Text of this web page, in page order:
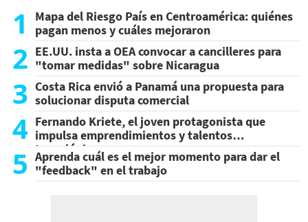
1
Mapa del Riesgo País en Centroamérica: quiénes
pagan menos y cuáles mejoraron
2 EE.UU. insta a OEA convocar a cancilleres para
"tomar medidas" sobre Nicaragua
3 Costa Rica envió a Panamá una propuesta para
solucionar disputa comercial
4 Fernando Kriete, el joven protagonista que
impulsa emprendimientos y talentos
tecnológicos
5 Aprenda cuál es el mejor momento para dar el
"feedback" en el trabajo